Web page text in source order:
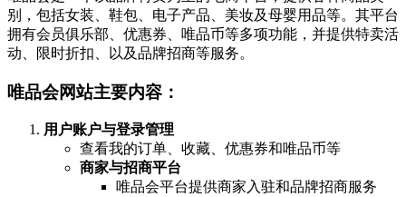
别，包括女装、鞋包、电子产品、美妆及母婴用品等。其平台
拥有会员俱乐部、优惠券、唯品币等多项功能，并提供特卖活
动、限时折扣、以及品牌招商等服务。
唯品会网站主要内容：
用户账户与登录管理
查看我的订单、收藏、优惠券和唯品币等
商家与招商平台
唯品会平台提供商家入驻和品牌招商服务